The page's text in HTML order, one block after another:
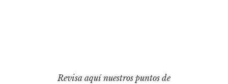
Voces y lecturas
Revisa aquí nuestros puntos de